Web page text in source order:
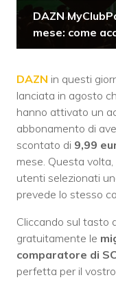
DAZN
mese: come
DAZN in questi
lanciata in agosto
hanno attivato un
abbonamento di
scontato di 9,99
mese. Questa
utenti selezionati
prevede lo stesso
Cliccando sul tasto
gratuitamente le
comparatore di
perfetta per il